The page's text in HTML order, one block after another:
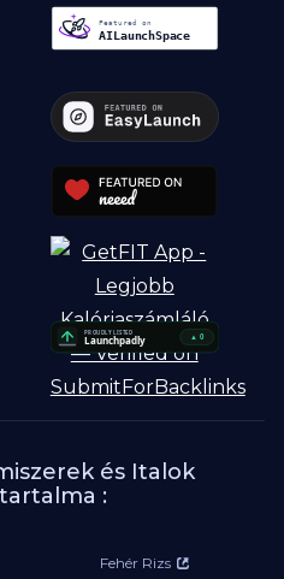
és Italok
:
Fehér Rizs